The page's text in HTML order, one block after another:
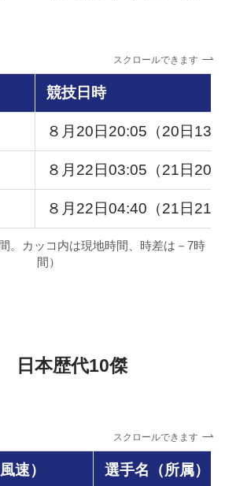
スクロールできます
競技日時
８月20日20:05（20日
８月22日03:05（21日
８月22日04:40（21日
。カッコ内は現地時間、時差は－7時
間）
日本歴代10傑
スクロールできます
速） 選手名（所属）